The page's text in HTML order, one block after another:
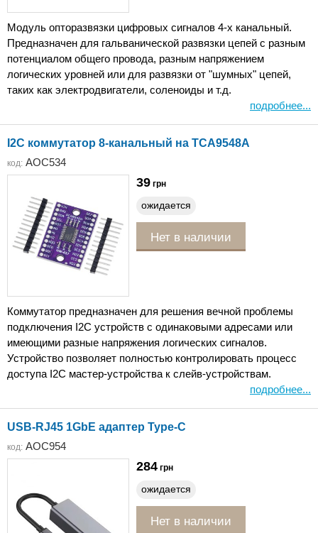
Модуль опторазвязки цифровых сигналов 4-х канальный.
Предназначен для гальванической развязки цепей с разным
потенциалом общего провода, разным напряжением
логических уровней или для развязки от "шумных" цепей,
таких как электродвигатели, соленоиды и т.д.
подробнее...
I2C коммутатор 8-канальный на TCA9548A
код: AOC534
39 грн
ожидается
Нет в наличии
Коммутатор предназначен для решения вечной проблемы
подключения I2C устройств с одинаковыми адресами или
имеющими разные напряжения логических сигналов.
Устройство позволяет полностью контролировать процесс
доступа I2C мастер-устройства к слейв-устройствам.
подробнее...
USB-RJ45 1GbE адаптер Type-C
код: AOC954
284 грн
ожидается
Нет в наличии